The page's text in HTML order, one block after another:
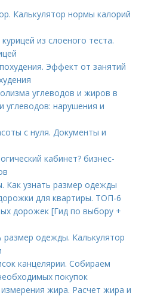
Калькулятор нормы калорий
из слоеного теста.
Эффект от занятий
углеводов и жиров в
нарушения и
с нуля. Документы и
кабинет? бизнес-
Как узнать размер одежды
для квартиры. ТОП-6
дорожек [Гид по выбору +
размер одежды. Калькулятор
канцелярии. Собираем
покупок
жира. Расчет жира и